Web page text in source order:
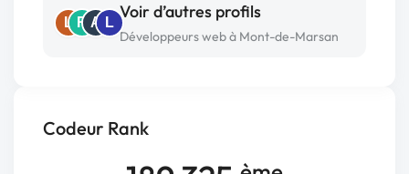
Codeur Rank
L R A L
Voir d’autres profils
Développeurs web à Mont-de-Marsan